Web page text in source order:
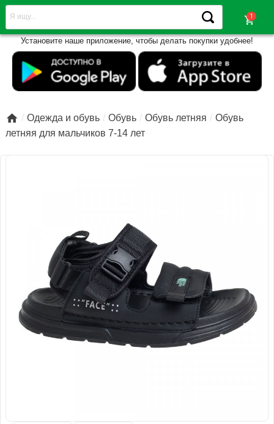
shopping_cart
Установите наше приложение, чтобы делать покупки удобнее!
 Одежда и обувь Обувь Обувь летняя
Обувь
летняя для мальчиков 7-14 лет